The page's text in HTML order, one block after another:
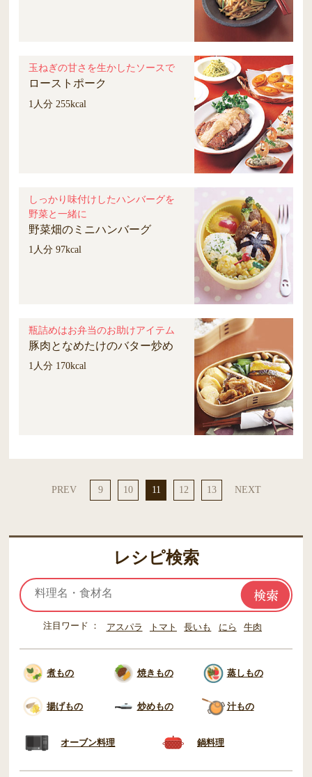
玉ねぎの甘さを生かしたソースで
ローストポーク
1人分 255kcal
しっかり味付けしたハンバーグを
野菜と一緒に
野菜畑のミニハンバーグ
1人分 97kcal
瓶詰めはお弁当のお助けアイテム
豚肉となめたけのバター炒め
1人分 170kcal
PREV 9 10 11 12 13 NEXT
レシピ検索
注目ワード アスパラ トマト 長いも にら 牛肉
煮もの 焼きもの 蒸しもの
揚げもの 炒めもの 汁もの
オーブン料理 鍋料理